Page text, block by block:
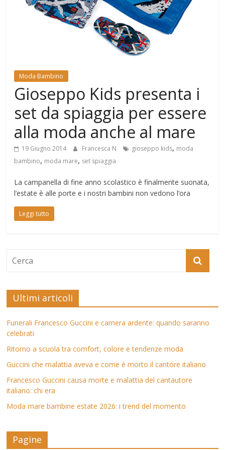
Mondo
Moda Bambino
Gioseppo Kids presenta i
set da spiaggia per essere
alla moda anche al mare
19 Giugno 2014 Francesca N gioseppo kids, moda
bambino, moda mare, set spiaggia
La campanella di fine anno scolastico è finalmente suonata,
l’estate è alle porte e i nostri bambini non vedono l’ora
Leggi tutto
Ultimi articoli
Funerali Francesco Guccini e camera ardente: quando saranno
celebrati
Ritorno a scuola tra comfort, colore e tendenze moda
Guccini che malattia aveva e come è morto il cantore italiano
Francesco Guccini causa morte e malattia del cantautore
italiano: chi era
Moda mare bambine estate 2026: i trend del momento
Pagine